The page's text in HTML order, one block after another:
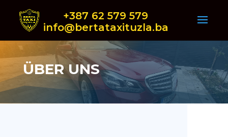
+387 62 579 579
info@bertataxituzla.ba
ÜBER UNS